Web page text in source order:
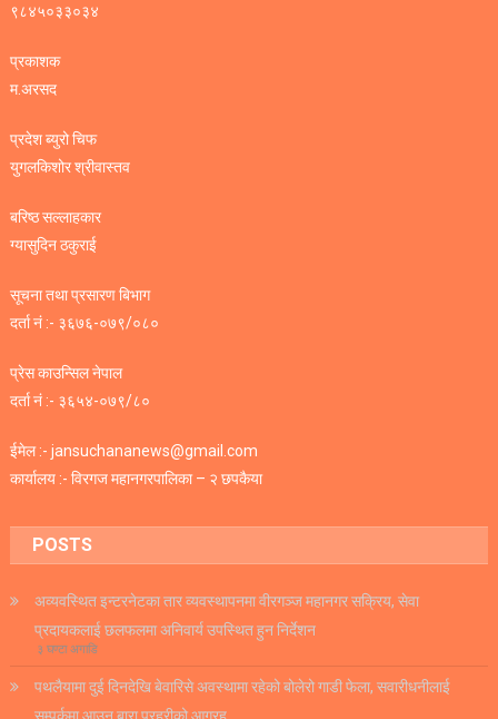
९८४५०३३०३४
प्रकाशक
म.अरसद
प्रदेश ब्युरो चिफ
युगलकिशोर श्रीवास्तव
बरिष्ठ सल्लाहकार
ग्यासुदिन ठकुराई
सूचना तथा प्रसारण बिभाग
दर्ता नं :- ३६७६-०७९/०८०
प्रेस काउन्सिल नेपाल
दर्ता नं :- ३६५४-०७९/८०
ईमेल :- jansuchananews@gmail.com
कार्यालय :- विरगज महानगरपालिका – २ छपकैया
POSTS
अव्यवस्थित इन्टरनेटका तार व्यवस्थापनमा वीरगञ्ज महानगर सक्रिय, सेवा
प्रदायकलाई छलफलमा अनिवार्य उपस्थित हुन निर्देशन
३ घण्टा अगाडि
पथलैयामा दुई दिनदेखि बेवारिसे अवस्थामा रहेको बोलेरो गाडी फेला, सवारीधनीलाई